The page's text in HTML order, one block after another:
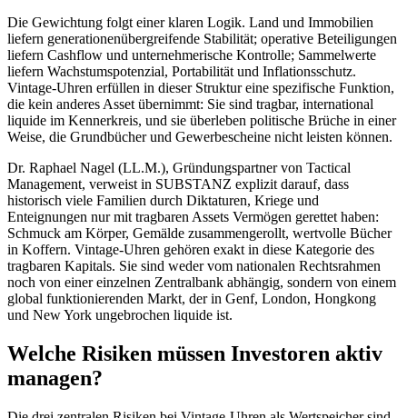
Die Gewichtung folgt einer klaren Logik. Land und Immobilien
liefern generationenübergreifende Stabilität; operative Beteiligungen
liefern Cashflow und unternehmerische Kontrolle; Sammelwerte
liefern Wachstumspotenzial, Portabilität und Inflationsschutz.
Vintage-Uhren erfüllen in dieser Struktur eine spezifische Funktion,
die kein anderes Asset übernimmt: Sie sind tragbar, international
liquide im Kennerkreis, und sie überleben politische Brüche in einer
Weise, die Grundbücher und Gewerbescheine nicht leisten können.
Dr. Raphael Nagel (LL.M.), Gründungspartner von Tactical
Management, verweist in SUBSTANZ explizit darauf, dass
historisch viele Familien durch Diktaturen, Kriege und
Enteignungen nur mit tragbaren Assets Vermögen gerettet haben:
Schmuck am Körper, Gemälde zusammengerollt, wertvolle Bücher
in Koffern. Vintage-Uhren gehören exakt in diese Kategorie des
tragbaren Kapitals. Sie sind weder vom nationalen Rechtsrahmen
noch von einer einzelnen Zentralbank abhängig, sondern von einem
global funktionierenden Markt, der in Genf, London, Hongkong
und New York ungebrochen liquide ist.
Welche Risiken müssen Investoren aktiv
managen?